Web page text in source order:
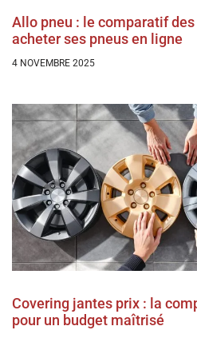
Allo pneu : le comparatif
acheter ses pneus en ligne
4 NOVEMBRE 2025
Covering jantes prix : la
pour un budget maîtrisé